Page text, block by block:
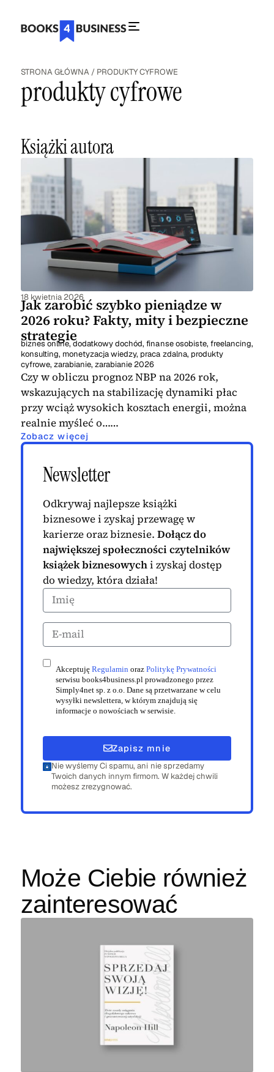
STRONA GŁÓWNA / PRODUKTY CYFROWE
produkty cyfrowe
Książki autora
18 kwietnia 2026
Jak zarobić szybko pieniądze w
2026 roku? Fakty, mity i bezpieczne
strategie
biznes online,dodatkowy dochód,finanse osobiste, freelancing,
konsulting, monetyzacja wiedzy, praca zdalna, produkty
cyfrowe, zarabianie,zarabianie 2026
Czy w obliczu prognoz NBP na 2026 rok,
wskazujących na stabilizację dynamiki płac
przy wciąż wysokich kosztach energii, można
realnie myśleć o……
Zobacz więcej
Newsletter
Odkrywaj najlepsze książki
biznesowe i zyskaj przewagę w
karierze oraz biznesie. Dołącz do
największej społeczności czytelników
książek biznesowychi zyskaj dostęp
do wiedzy, która działa!
Akceptuję Regulamin oraz Politykę Prywatności
serwisu books4business.pl prowadzonego przez
Simply4net sp. z o.o. Dane są przetwarzane w celu
wysyłki newslettera, w którym znajdują się
informacje o nowościach w serwisie.
Zapisz mnie
Nie wyślemy Ci spamu, ani nie sprzedamy
Twoich danych innym firmom. W każdej chwili
możesz zrezygnować.
Może Ciebie również
zainteresować